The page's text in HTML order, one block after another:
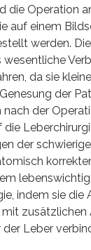
die Operation
auf einem
werden.
wesentliche
da sie
der
der
der
indem sie die
mit
der Leber